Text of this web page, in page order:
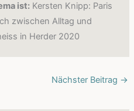
ist: Kersten Knipp: Paris
zwischen Alltag und
in Herder 2020
Nächster Beitrag →